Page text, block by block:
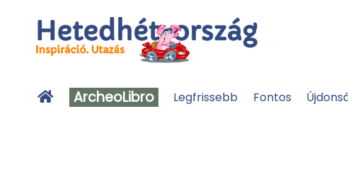
ArcheoLibro Legfrissebb Fontos